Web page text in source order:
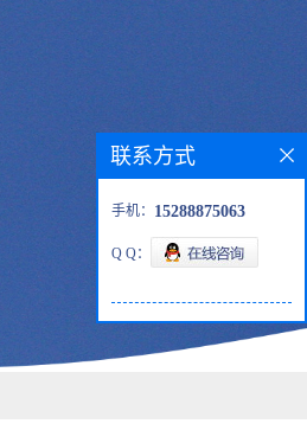
联系方式
手机： 15288875063
Q Q：